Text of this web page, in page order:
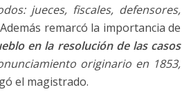
jueces, fiscales, defensores,
Además remarcó la importancia de
en la resolución de las casos
originario en 1853,
el magistrado.